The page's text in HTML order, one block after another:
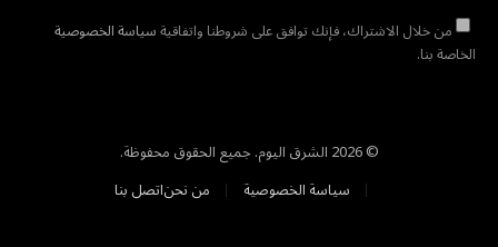
من خلال الاشتراك، فإنك توافق على شروطنا واتفاقيةسياسة الخصوصية
الخاصة بنا.
© 2026 الشرق اليوم. جميع الحقوق محفوظة.
سياسة الخصوصية
من نحناتصل بنا